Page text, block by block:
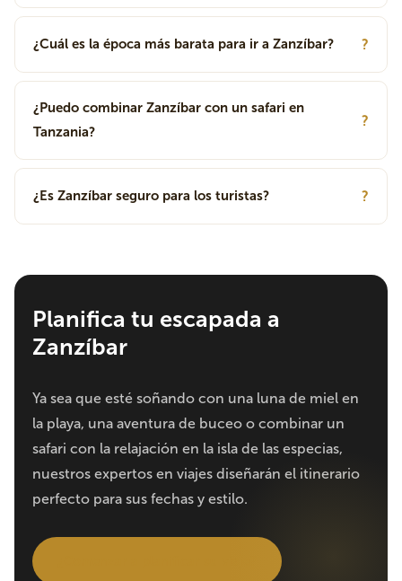
¿Cuál es la época más barata para ir a Zanzíbar? ?
¿Puedo combinar Zanzíbar con un safari en
Tanzania?
?
¿Es Zanzíbar seguro para los turistas? ?
Planifica tu escapada a
Zanzíbar
Ya sea que esté soñando con una luna de miel en
la playa, una aventura de buceo o combinar un
safari con la relajación en la isla de las especias,
nuestros expertos en viajes diseñarán el itinerario
perfecto para sus fechas y estilo.